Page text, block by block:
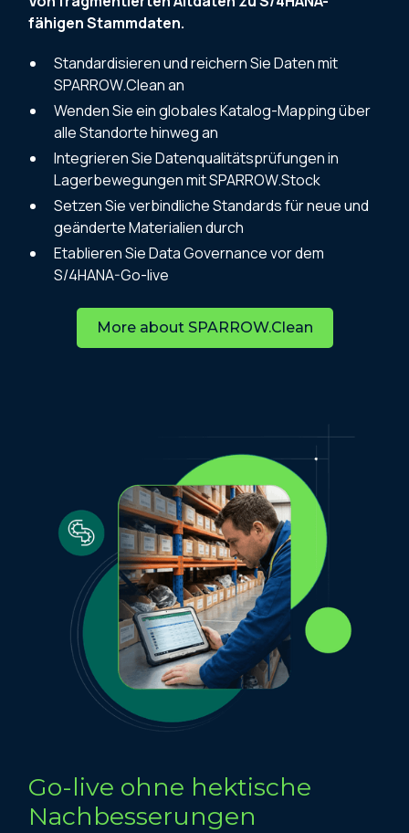
fähigen Stammdaten.
Standardisieren und reichern Sie Daten mit
SPARROW.Clean an
Wenden Sie ein globales Katalog-Mapping über
alle Standorte hinweg an
Integrieren Sie Datenqualitätsprüfungen in
Lagerbewegungen mit SPARROW.Stock
Setzen Sie verbindliche Standards für neue und
geänderte Materialien durch
Etablieren Sie Data Governance vor dem
S/4HANA-Go-live
More about SPARROW.Clean
Go-live ohne hektische
Nachbesserungen